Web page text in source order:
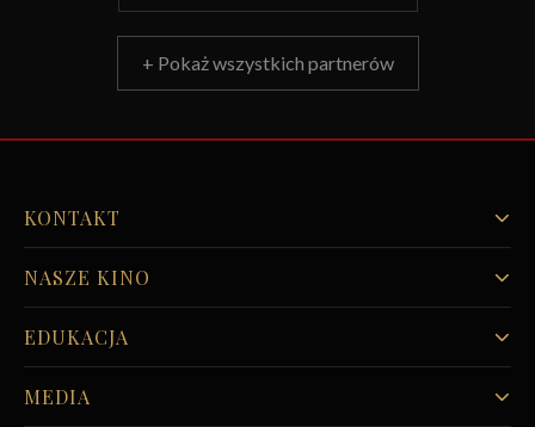
+ Pokaż wszystkich partnerów
KONTAKT
NASZE KINO
EDUKACJA
MEDIA